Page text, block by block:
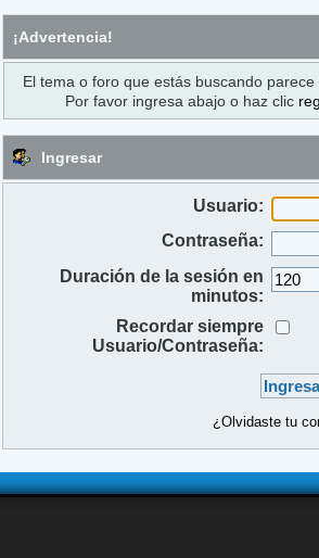
¡Advertencia!
El tema o foro que estás buscando
Por favor ingresa abajo o haz clic
Ingresar
Usuario:
Contraseña:
Duración de la sesión en
minutos:
Recordar siempre
Usuario/Contraseña:
¿Olvidaste tu